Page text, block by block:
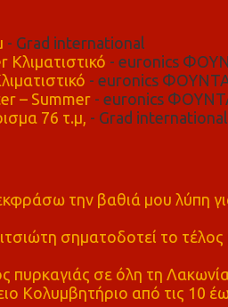
- Grad international
- euronics
- euronics
– Summer- euronics
76 τ.μ, - Grad international
την βαθιά μου λύπη
σηματοδοτεί το τέλος
πυρκαγιάς σε όλη τη
Κολυμβητήριο από τις 10